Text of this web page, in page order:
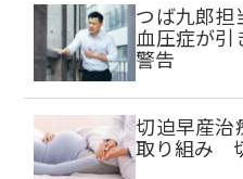
つば九郎担
血圧症が引
警告
切迫早産治
取り組み